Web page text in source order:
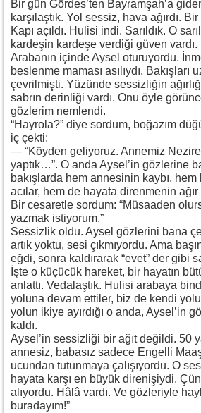
Bir gün Gördes’ten Bayramşah’a
karşılaştık. Yol sessiz, hava ağırdı.
Kapı açıldı. Hulisi indi. Sarıldık. O
kardeşin kardeşe verdiği güven vardı.
Arabanın içinde Aysel oturuyordu.
beslenme maması asılıydı. Bakışları
çevrilmişti. Yüzünde sessizliğin
sabrın derinliği vardı. Onu öyle
gözlerim nemlendi.
“Hayrola?” diye sordum, boğazım
iç çekti:
— “Köyden geliyoruz. Annemiz
yaptık…”. O anda Aysel’in gözlerine
bakışlarda hem annesinin kaybı,
acılar, hem de hayata direnmenin ağır
Bir cesaretle sordum: “Müsaaden
yazmak istiyorum.”
Sessizlik oldu. Aysel gözlerini bana
artık yoktu, sesi çıkmıyordu. Ama
eğdi, sonra kaldırarak “evet” der gibi
İşte o küçücük hareket, bir hayatın
anlattı. Vedalaştık. Hulisi arabaya
yoluna devam ettiler, biz de kendi
yolun ikiye ayırdığı o anda, Aysel’in
kaldı.
Aysel’in sessizliği bir ağıt değildi. 50
annesiz, babasız sadece Engelli
ucundan tutunmaya çalışıyordu. O
hayata karşı en büyük direnişiydi.
alıyordu. Hâlâ vardı. Ve gözleriyle
buradayım!”